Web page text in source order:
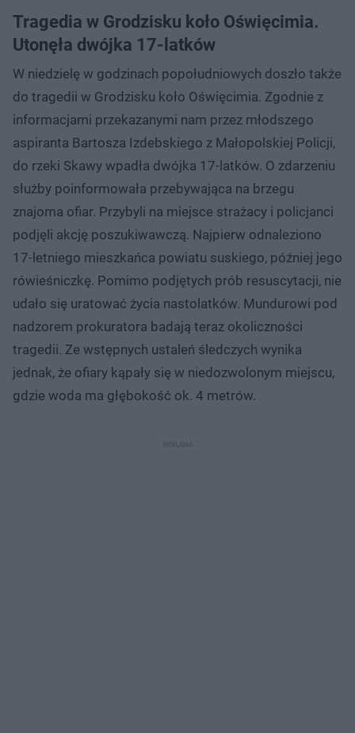
Tragedia w Grodzisku koło Oświęcimia.
Utonęła dwójka 17-latków
W niedzielę w godzinach popołudniowych doszło także
do tragedii w Grodzisku koło Oświęcimia. Zgodnie z
informacjami przekazanymi nam przez młodszego
aspiranta Bartosza Izdebskiego z Małopolskiej Policji,
do rzeki Skawy wpadła dwójka 17-latków. O zdarzeniu
służby poinformowała przebywająca na brzegu
znajoma ofiar. Przybyli na miejsce strażacy i policjanci
podjęli akcję poszukiwawczą. Najpierw odnaleziono
17-letniego mieszkańca powiatu suskiego, później jego
rówieśniczkę. Pomimo podjętych prób resuscytacji, nie
udało się uratować życia nastolatków. Mundurowi pod
nadzorem prokuratora badają teraz okoliczności
tragedii. Ze wstępnych ustaleń śledczych wynika
jednak, że ofiary kąpały się w niedozwolonym miejscu,
gdzie woda ma głębokość ok. 4 metrów.